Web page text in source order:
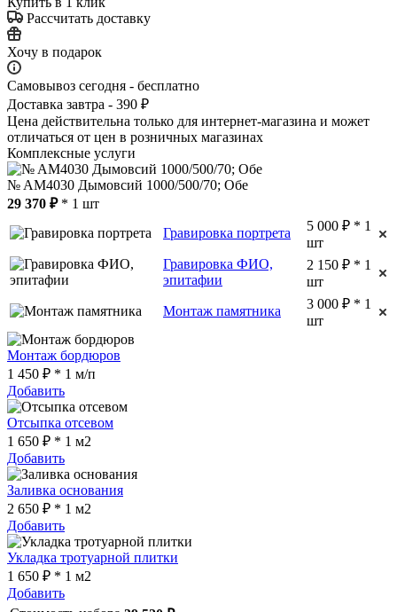
Рассчитать доставку
Хочу в подарок
Самовывоз сегодня - бесплатно
Доставка завтра - 390 ₽
Цена действительна только для интернет-магазина и может
отличаться от цен в розничных магазинах
Комплексные услуги
№ AM4030 Дымовсий 1000/500/70; Обе
29 370 ₽* 1 шт
Гравировка портрета
5 000 ₽ * 1
шт
Гравировка ФИО,
эпитафии
2 150 ₽ * 1
шт
Монтаж памятника
3 000 ₽ * 1
шт
Монтаж бордюров
1 450 ₽ * 1 м/п
Добавить
Отсыпка отсевом
1 650 ₽ * 1 м2
Добавить
Заливка основания
2 650 ₽ * 1 м2
Добавить
Укладка тротуарной плитки
1 650 ₽ * 1 м2
Добавить